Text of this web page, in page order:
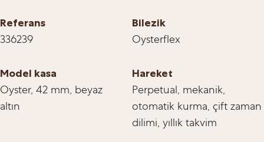
Referans
336239
Bilezik
Oysterflex
Model kasa
Oyster, 42 mm, beyaz
altın
Hareket
Perpetual, mekanik,
otomatik kurma, çift zaman
dilimi, yıllık takvim